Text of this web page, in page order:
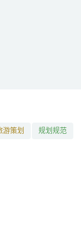
游策划 规划规范